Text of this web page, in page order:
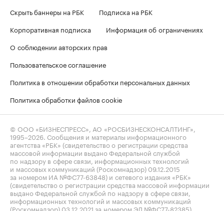
Скрыть баннеры на РБК
Подписка на РБК
Корпоративная подписка
Информация об ограничениях
О соблюдении авторских прав
Пользовательское соглашение
Политика в отношении обработки персональных данных
Политика обработки файлов cookie
© ООО «БИЗНЕСПРЕСС», АО «РОСБИЗНЕСКОНСАЛТИНГ»,
1995–2026 . Сообщения и материалы информационного
агентства «РБК» (свидетельство о регистрации средства
массовой информации выдано Федеральной службой
по надзору в сфере связи, информационных технологий
и массовых коммуникаций (Роскомнадзор) 09.12.2015
за номером ИА №ФС77-63848) и сетевого издания «РБК»
(свидетельство о регистрации средства массовой информации
выдано Федеральной службой по надзору в сфере связи,
информационных технологий и массовых коммуникаций
(Роскомнадзор) 03.12.2021 за номером ЭЛ №ФС77-82385)